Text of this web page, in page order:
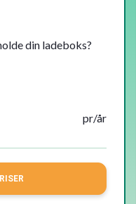
din ladeboks?
pr/år